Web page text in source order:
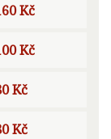
Kč
Kč
Kč
Kč